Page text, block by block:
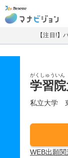
マ
【注目!】
がくしゅういん
学習
私立大学
WEB出願関